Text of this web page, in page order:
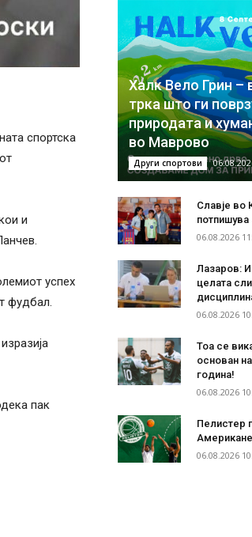
спортска
и
успех
фудбал.
пак
Халк Вело Грин –
трка што ги
природата и
во Маврово
Други спортови
Славје во
06.08.2026
Лазаров:
целата
06.08.2026
Тоа се
основан
година!
06.08.2026
Пелистер
06.08.2026